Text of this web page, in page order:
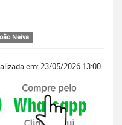
Neiva
em: 23/05/2026 13:00